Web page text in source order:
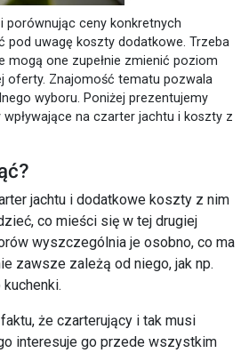
porównując ceny konkretnych
pod uwagę koszty dodatkowe. Trzeba
mogą one zupełnie zmienić poziom
oferty. Znajomość tematu pozwala
wyboru. Poniżej prezentujemy
na czarter jachtu i koszty z
jachtu i dodatkowe koszty z nim
co mieści się w tej drugiej
wyszczególnia je osobno, co ma
zawsze zależą od niego, jak np.
że czarterujący i tak musi
interesuje go przede wszystkim